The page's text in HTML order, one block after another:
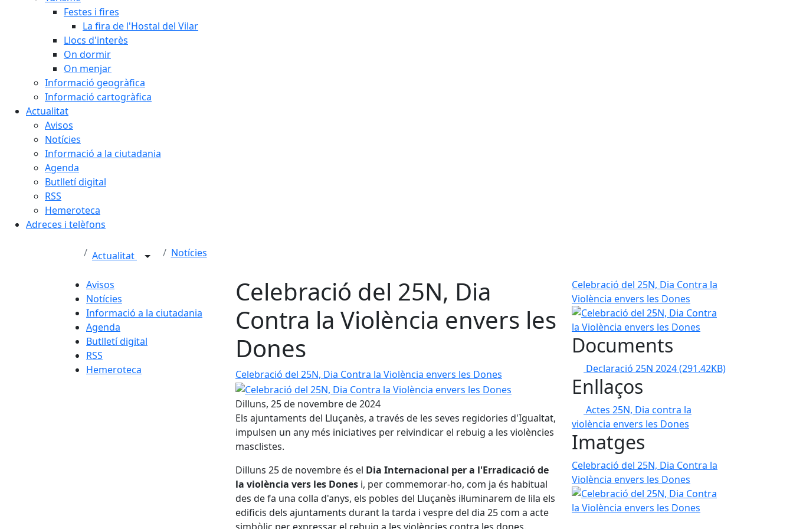
Festes i fires
La fira de l'Hostal del Vilar
Llocs d'interès
On dormir
On menjar
Informació geogràfica
Informació cartogràfica
Actualitat
Avisos
Notícies
Informació a la ciutadania
Agenda
Butlletí digital
RSS
Hemeroteca
Adreces i telèfons
Actualitat Notícies
Avisos
Notícies
Informació a la ciutadania
Agenda
Butlletí digital
RSS
Hemeroteca
Celebració del 25N, Dia
Contra la Violència envers les
Dones
Celebració del 25N, Dia Contra la Violència envers les Dones
Dilluns, 25 de novembre de 2024
Els ajuntaments del Lluçanès, a través de les seves regidories d'Igualtat,
impulsen un any més iniciatives per reivindicar el rebuig a les violències
masclistes.
Dilluns 25 de novembre és el Dia Internacional per a l'Erradicació de
la violència vers les Dones i, per commemorar-ho, com ja és habitual
des de fa una colla d'anys, els pobles del Lluçanès il·luminarem de lila els
edificis dels ajuntaments durant la tarda i vespre del dia 25 com a acte
Celebració del 25N, Dia Contra la
Violència envers les Dones
Documents
Declaració 25N 2024(291.42KB)
Enllaços
Actes 25N, Dia contra la
violència envers les Dones
Imatges
Celebració del 25N, Dia Contra la
Violència envers les Dones